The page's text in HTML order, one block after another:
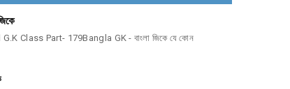
Class Part- 179Bangla GK - বাংলা জিকে যে কোন